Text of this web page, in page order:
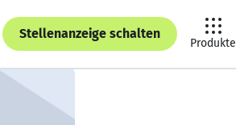
Stellenanzeige schalten
Produkte